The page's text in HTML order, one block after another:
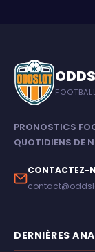
PRONOSTICS
QUOTIDIENS DE
CONTACTEZ-
DERNIÈRES